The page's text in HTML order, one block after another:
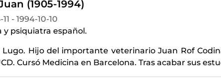
(1905-1994)
- 1994-10-10
y psiquiatra español.
Lugo. Hijo del importante veterinario Juan Rof
Cursó Medicina en Barcelona. Tras acabar sus